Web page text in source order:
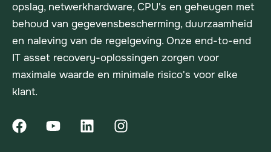
opslag, netwerkhardware, CPU's en geheugen met
behoud van gegevensbescherming, duurzaamheid
en naleving van de regelgeving. Onze end-to-end
IT asset recovery-oplossingen zorgen voor
maximale waarde en minimale risico's voor elke
klant.